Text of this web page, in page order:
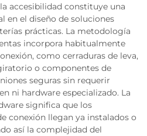
accesibilidad constituye una
en el diseño de soluciones
prácticas. La metodología
incorpora habitualmente
como cerraduras de leva,
o componentes de
seguras sin requerir
ni hardware especializado. La
significa que los
conexión llegan ya instalados o
así la complejidad del